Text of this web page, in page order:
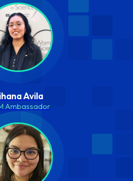
Avila
Ambassador